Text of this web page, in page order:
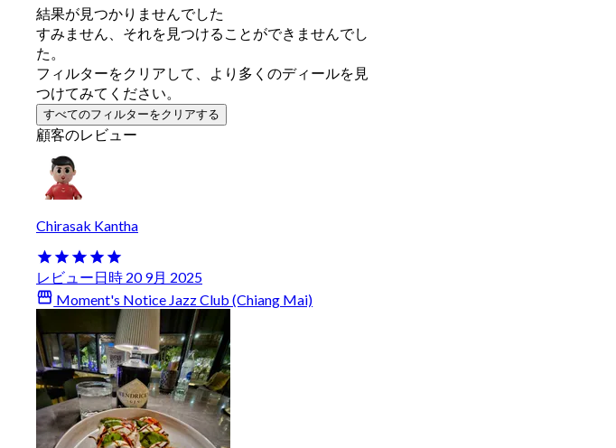
結果が見つかりませんでした
すみません、それを見つけることができませんでし
た。
フィルターをクリアして、より多くのディールを見
つけてみてください。
すべてのフィルターをクリアする
顧客のレビュー
Chirasak Kantha
レビュー日時 20 9月 2025
Moment's Notice Jazz Club (Chiang Mai)